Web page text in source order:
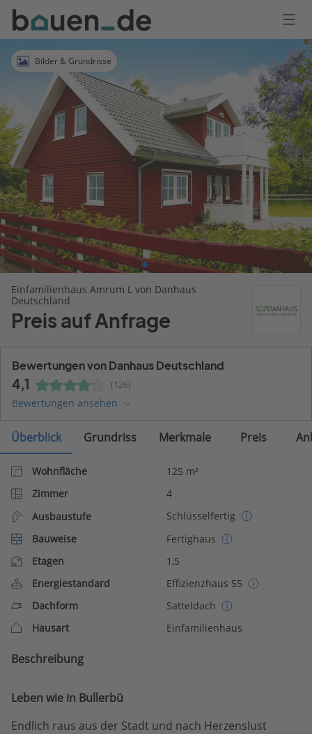
Bauen
Logo
AnmeldenBilder & Grundrisse
Einfamilienhaus Amrum L von Danhaus
Deutschland
Preis auf Anfrage
Bewertungen von Danhaus Deutschland
4,1 (126)
Bewertungen ansehen
Überblick Grundriss Merkmale Preis
Wohnfläche
125 m²
Zimmer
4
Ausbaustufe
Schlüsselfertig
Bauweise
Fertighaus
Etagen
1,5
Energiestandard
Effizienzhaus 55
Dachform
Satteldach
Hausart
Einfamilienhaus
Beschreibung
Leben wie in Bullerbü
Endlich raus aus der Stadt und nach Herzenslust